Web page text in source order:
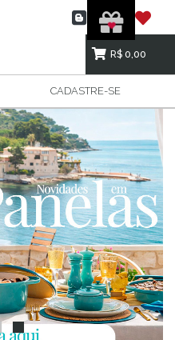
R$ 0,00
CADASTRE-SE